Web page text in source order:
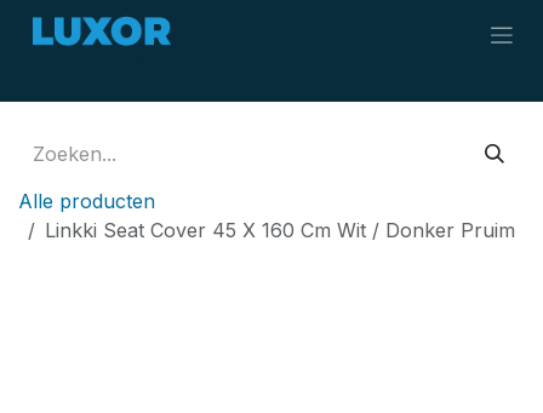
Overslaan naar inhoud
Alle producten
Linkki Seat Cover 45 X 160 Cm Wit / Donker Pruim